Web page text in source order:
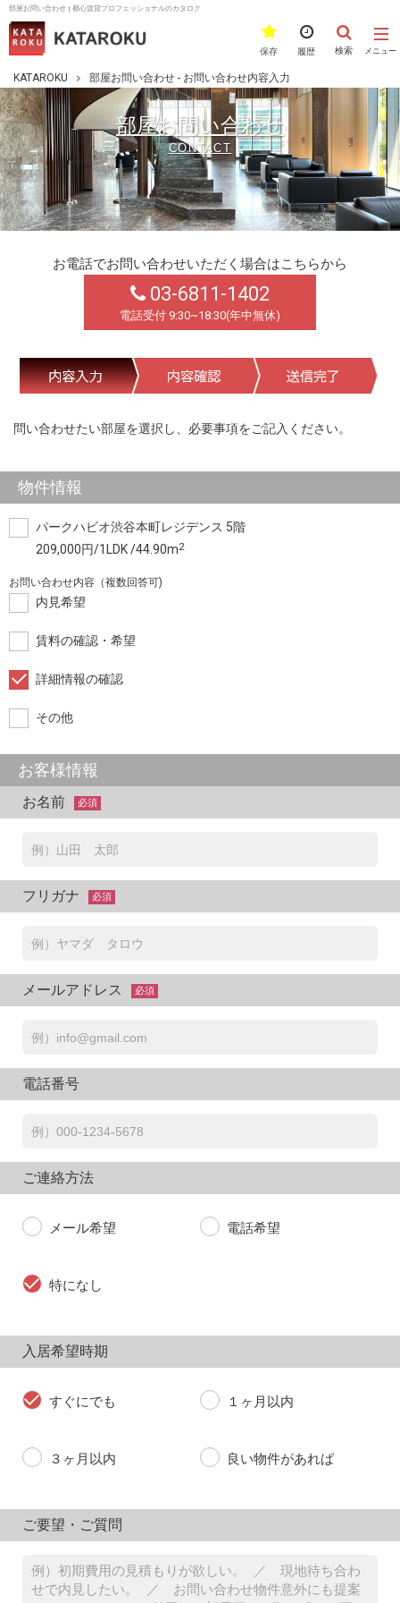
部屋お問い合わせ | 都心賃貸プロフェッショナルのカタロク
メニュー
検索
履歴
保存
KATAROKU 部屋お問い合わせ - お問い合わせ内容入力
部屋お問い合わせ
CONTACT
お電話でお問い合わせいただく場合はこちらから
03-6811-1402
電話受付 9:30~18:30(年中無休)
問い合わせたい部屋を選択し、必要事項をご記入ください。
物件情報
パークハビオ渋谷本町レジデンス 5階
209,000円/1LDK /44.90m2
お問い合わせ内容（複数回答可)
内見希望
賃料の確認・希望
詳細情報の確認
その他
お客様情報
お名前 必須
フリガナ 必須
メールアドレス 必須
電話番号
ご連絡方法
メール希望 電話希望
特になし
入居希望時期
すぐにでも １ヶ月以内
３ヶ月以内 良い物件があれば
ご要望・ご質問